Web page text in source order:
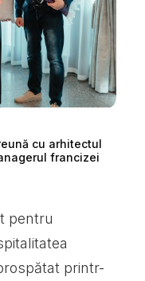
cu arhitectul
francizei
pentru
printr-